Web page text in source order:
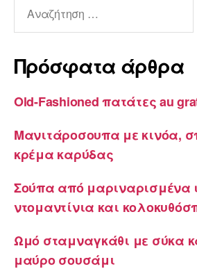
για:
Πρόσφατα άρθρα
Old-Fashioned πατάτες au
Μανιτάροσουπα με κινόα,
κρέμα καρύδας
Σούπα από μαριναρισμένα
ντομαντίνια και
Ωμό σταμναγκάθι με σύκα
μαύρο σουσάμι